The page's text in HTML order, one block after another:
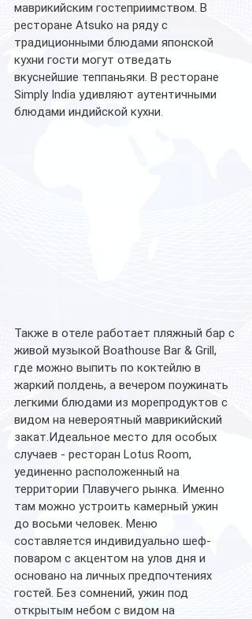
маврикийским гостеприимством. В
ресторане Atsuko на ряду с
традиционными блюдами японской
кухни гости могут отведать
вкуснейшие теппаньяки. В ресторане
Simply India удивляют аутентичными
блюдами индийской кухни.
Также в отеле работает пляжный бар с
живой музыкой Boathouse Bar & Grill,
где можно выпить по коктейлю в
жаркий полдень, а вечером поужинать
легкими блюдами из морепродуктов с
видом на невероятный маврикийский
закат.Идеальное место для особых
случаев - ресторан Lotus Room,
уединенно расположенный на
территории Плавучего рынка. Именно
там можно устроить камерный ужин
до восьми человек. Меню
составляется индивидуально шеф-
поваром с акцентом на улов дня и
основано на личных предпочтениях
гостей. Без сомнений, ужин под
открытым небом с видом на